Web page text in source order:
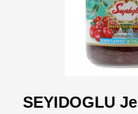
SEYIDOGLU